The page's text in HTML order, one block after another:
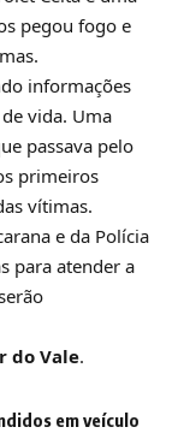
pegou fogo e
informações
vida. Uma
passava pelo
primeiros
vítimas.
e da Polícia
para atender a
do Vale.
em veículo